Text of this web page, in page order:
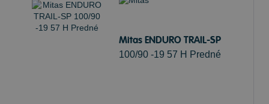
Mitas ENDURO TRAIL-SP
100/90 -19 57 H Predné